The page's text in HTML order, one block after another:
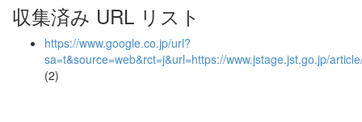
収集済み URL リスト
https://www.google.co.jp/url?
sa=t&source=web&rct=j&url=https://www.jstage.jst.go.jp/
(2)